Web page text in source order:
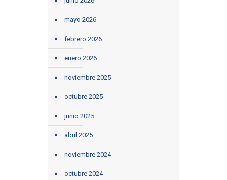
mayo 2026
febrero 2026
enero 2026
noviembre 2025
octubre 2025
junio 2025
abril 2025
noviembre 2024
octubre 2024